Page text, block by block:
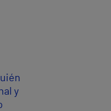
y